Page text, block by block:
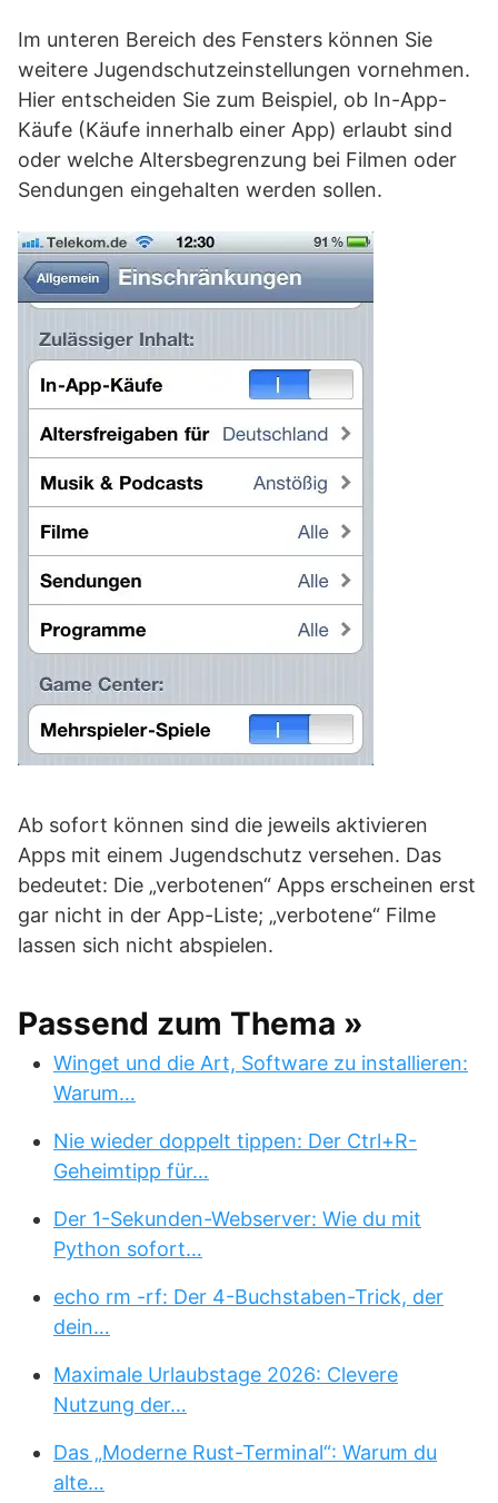
Im unteren Bereich des Fensters können Sie
weitere Jugendschutzeinstellungen vornehmen.
Hier entscheiden Sie zum Beispiel, ob In-App-
Käufe (Käufe innerhalb einer App) erlaubt sind
oder welche Altersbegrenzung bei Filmen oder
Sendungen eingehalten werden sollen.
Ab sofort können sind die jeweils aktivieren
Apps mit einem Jugendschutz versehen. Das
bedeutet: Die „verbotenen“ Apps erscheinen erst
gar nicht in der App-Liste; „verbotene“ Filme
lassen sich nicht abspielen.
Passend zum Thema »
Winget und die Art, Software zu installieren:
Warum…
Nie wieder doppelt tippen: Der Ctrl+R-
Geheimtipp für…
Der 1-Sekunden-Webserver: Wie du mit
Python sofort…
echo rm -rf: Der 4-Buchstaben-Trick, der
dein…
Maximale Urlaubstage 2026: Clevere
Nutzung der…
Das „Moderne Rust-Terminal“: Warum du
alte…